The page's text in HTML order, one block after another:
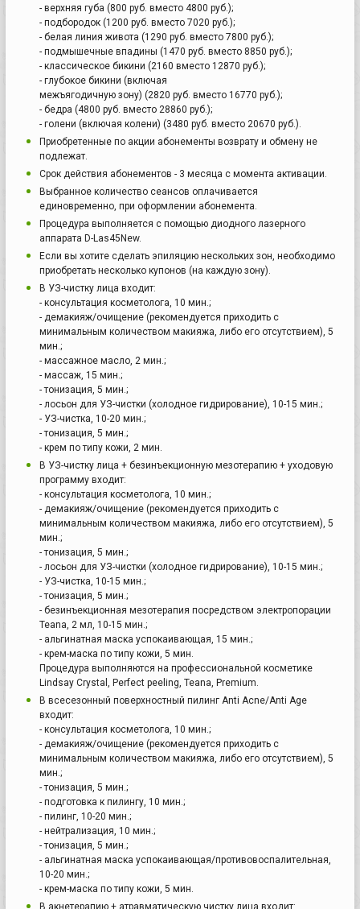
- верхняя губа (800 руб. вместо 4800 руб.);
- подбородок (1200 руб. вместо 7020 руб.);
- белая линия живота (1290 руб. вместо 7800 руб.);
- подмышечные впадины (1470 руб. вместо 8850 руб.);
- классическое бикини (2160 вместо 12870 руб.);
- глубокое бикини (включая
межъягодичную зону) (2820 руб. вместо 16770 руб.);
- бедра (4800 руб. вместо 28860 руб.);
- голени (включая колени) (3480 руб. вместо 20670 руб.).
Приобретенные по акции абонементы возврату и обмену не
подлежат.
Срок действия абонементов - 3 месяца с момента активации.
Выбранное количество сеансов оплачивается
единовременно, при оформлении абонемента.
Процедура выполняется с помощью диодного лазерного
аппарата D-Las45New.
Если вы хотите сделать эпиляцию нескольких зон, необходимо
приобретать несколько купонов (на каждую зону).
В УЗ-чистку лица входит:
- консультация косметолога, 10 мин.;
- демакияж/очищение (рекомендуется приходить с
минимальным количеством макияжа, либо его отсутствием), 5
мин.;
- массажное масло, 2 мин.;
- массаж, 15 мин.;
- тонизация, 5 мин.;
- лосьон для УЗ-чистки (холодное гидрирование), 10-15 мин.;
- УЗ-чистка, 10-20 мин.;
- тонизация, 5 мин.;
- крем по типу кожи, 2 мин.
В УЗ-чистку лица + безинъекционную мезотерапию + уходовую
программу входит:
- консультация косметолога, 10 мин.;
- демакияж/очищение (рекомендуется приходить с
минимальным количеством макияжа, либо его отсутствием), 5
мин.;
- тонизация, 5 мин.;
- лосьон для УЗ-чистки (холодное гидрирование), 10-15 мин.;
- УЗ-чистка, 10-15 мин.;
- тонизация, 5 мин.;
- безинъекционная мезотерапия посредством электропорации
Teana, 2 мл, 10-15 мин.;
- альгинатная маска успокаивающая, 15 мин.;
- крем-маска по типу кожи, 5 мин.
Процедура выполняются на профессиональной косметике
Lindsay Crystal, Perfect peeling, Teana, Premium.
В всесезонный поверхностный пилинг Anti Acne/Anti Age
входит:
- консультация косметолога, 10 мин.;
- демакияж/очищение (рекомендуется приходить с
минимальным количеством макияжа, либо его отсутствием), 5
мин.;
- тонизация, 5 мин.;
- подготовка к пилингу, 10 мин.;
- пилинг, 10-20 мин.;
- нейтрализация, 10 мин.;
- тонизация, 5 мин.;
- альгинатная маска успокаивающая/противовоспалительная,
10-20 мин.;
- крем-маска по типу кожи, 5 мин.
В акнетерапию + атравматическую чистку лица входит: